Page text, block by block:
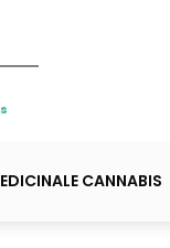
CANNABIS